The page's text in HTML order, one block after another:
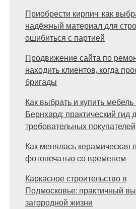
Приобрести кирпич: как
надёжный материал для
ошибиться с партией
Продвижение сайта по
находить клиентов, когда
бригады
Как выбрать и купить
Бернхард: практический гид
требовательных покупателей
Как менялась керамическая
фотопечатью со временем
Каркасное строительство в
Подмосковье: практичный
загородной жизни